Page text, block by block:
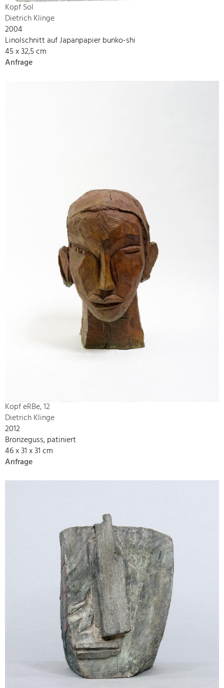
Kopf Sol
Dietrich Klinge
2004
Linolschnitt auf Japanpapier bunko-shi
45 x 32,5 cm
Anfrage
Kopf eRBe, 12
Dietrich Klinge
2012
Bronzeguss, patiniert
46 x 31 x 31 cm
Anfrage